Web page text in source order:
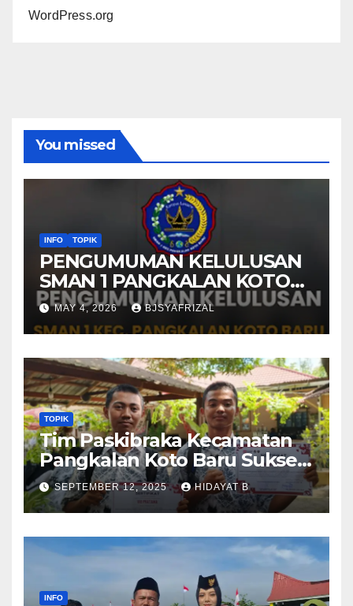
WordPress.org
You missed
INFO TOPIK
PENGUMUMAN KELULUSAN
SMAN 1 PANGKALAN KOTO
BARU TAHUN AJARAN 2025-
2026
MAY 4, 2026 BJSYAFRIZAL
TOPIK
Tim Paskibraka Kecamatan
Pangkalan Koto Baru Sukses
Laksanakan Tugas pada
Upacara 17 Agustus 2025
SEPTEMBER 12, 2025 HIDAYAT B
INFO